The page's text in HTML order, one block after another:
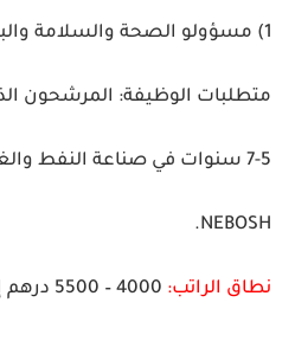
1) مسؤولو الصحة والسلامة والبيئة
متطلبات الوظيفة: المرشحون
5-7 سنوات في صناعة النفط
NEBOSH.
نطاق الراتب: 4000 –